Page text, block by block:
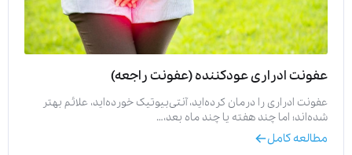
عفونت ادراری عودکننده (عفونت راجعه)
عفونت ادراری را درمان کرده‌اید، آنتی‌بیوتیک خورده‌اید، علائم بهتر
شده‌اند؛ اما چند هفته یا چند ماه بعد،…
مطالعه کامل